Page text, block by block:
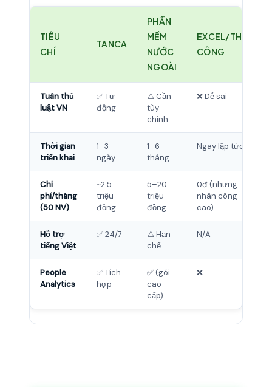
TIÊU
CHÍ
TANCA
PHẦN
MỀM
NƯỚC
NGOÀI
EXCEL/THỦ
CÔNG
Tuân thủ
luật VN
✅ Tự
động
⚠️ Cần
tùy
chỉnh
❌ Dễ sai
Thời gian
triển khai
1–3
ngày
1–6
tháng
Ngay lập tức
Chi
phí/tháng
(50 NV)
~2.5
triệu
đồng
5–20
triệu
đồng
0đ (nhưng
nhân công
cao)
Hỗ trợ
tiếng Việt
✅ 24/7
⚠️ Hạn
chế
N/A
People
Analytics
✅ Tích
hợp
✅ (gói
cao
cấp)
❌